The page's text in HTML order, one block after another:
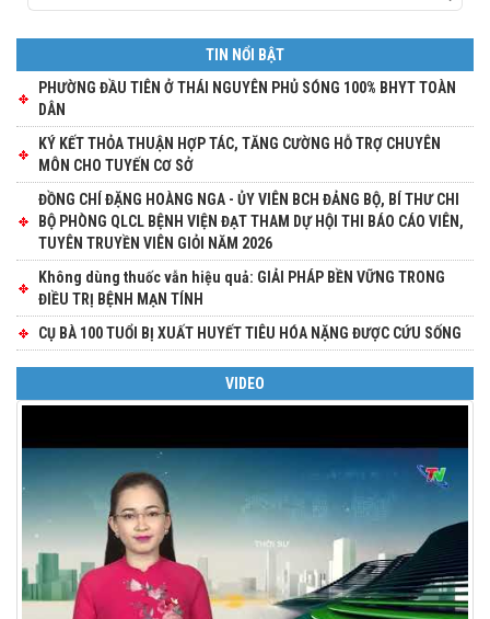
TIN NỔI BẬT
PHƯỜNG ĐẦU TIÊN Ở THÁI NGUYÊN PHỦ SÓNG 100% BHYT TOÀN
DÂN
KÝ KẾT THỎA THUẬN HỢP TÁC, TĂNG CƯỜNG HỖ TRỢ CHUYÊN
MÔN CHO TUYẾN CƠ SỞ
ĐỒNG CHÍ ĐẶNG HOÀNG NGA - ỦY VIÊN BCH ĐẢNG BỘ, BÍ THƯ CHI
BỘ PHÒNG QLCL BỆNH VIỆN ĐẠT THAM DỰ HỘI THI BÁO CÁO VIÊN,
TUYÊN TRUYỀN VIÊN GIỎI NĂM 2026
Không dùng thuốc vẫn hiệu quả: GIẢI PHÁP BỀN VỮNG TRONG
ĐIỀU TRỊ BỆNH MẠN TÍNH
CỤ BÀ 100 TUỔI BỊ XUẤT HUYẾT TIÊU HÓA NẶNG ĐƯỢC CỨU SỐNG
VIDEO